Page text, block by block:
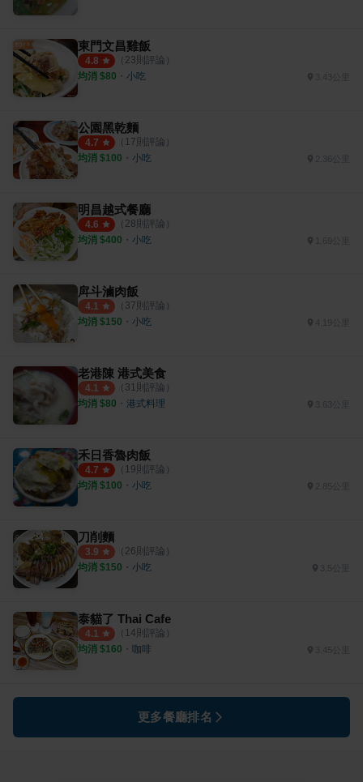
東門文昌雞飯
4.8 （ 23則評論）
均消 $80 ・ 小吃 3.43公里
公園黑乾麵
4.7 （ 17則評論）
均消 $100 ・ 小吃
明昌越式餐廳
4.6 （ 28則評論）
均消 $400 ・ 小吃
戽斗滷肉飯
4.1 （ 37則評論）
均消 $150 ・ 小吃 4.19公里
老港陳 港式美食
4.1 （ 31則評論）
均消 $80 ・ 港式料理
禾日香魯肉飯
4.7 （ 19則評論）
均消 $100 ・ 小吃 2.85公里
刀削麵
3.9 （ 26則評論）
均消 $150 ・ 小吃 3.5公里
泰貓了 Thai Cafe
4.1 （ 14則評論）
均消 $160 ・ 咖啡 3.45公里
更多餐廳排名